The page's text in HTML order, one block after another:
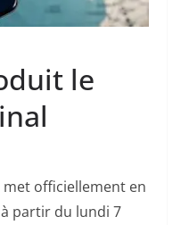
le
officiellement en
partir du lundi 7